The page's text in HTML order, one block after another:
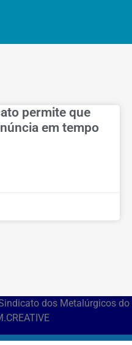
permite que
em tempo
dos Metalúrgicos do